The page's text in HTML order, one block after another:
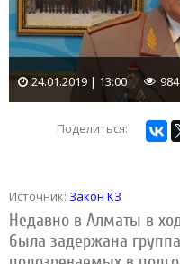
24.01.2019 | 13:00 984
Поделиться:
Источник: Закон КЗ
Недавно в Алматы в
была задержана